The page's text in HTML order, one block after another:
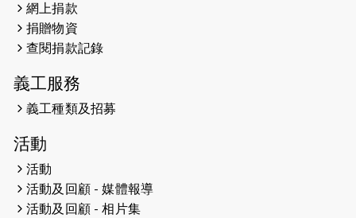
2026-04-25
2026-04-24
2026-04-23
2026-04-19
2026-04-16
猛龍長跑隊恆常練習 - 4月16日
（19:00開始）
網上捐款
捐贈物資
查閱捐款記錄
義工服務
義工種類及招募
活動
活動
活動及回顧 - 媒體報導
活動及回顧 - 相片集